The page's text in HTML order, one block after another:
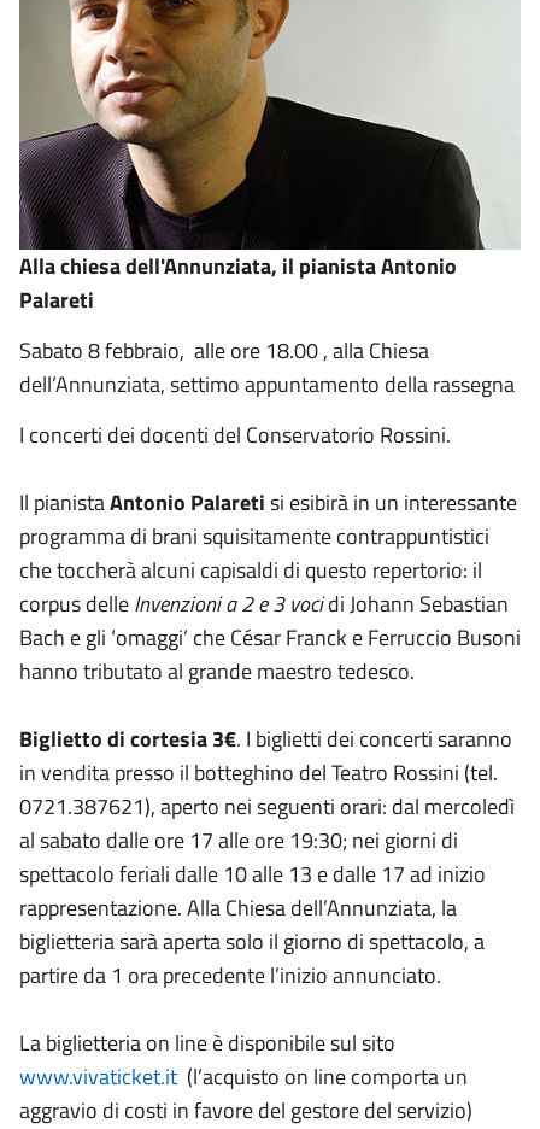
Alla chiesa dell'Annunziata, il pianista Antonio
Palareti
Sabato 8 febbraio, alle ore 18.00 , alla Chiesa
dell’Annunziata, settimo appuntamento della rassegna
I concerti dei docenti del Conservatorio Rossini.
Il pianistaAntonio Palaretisi esibirà in un interessante
programma di brani squisitamente contrappuntistici
che toccherà alcuni capisaldi di questo repertorio: il
corpus delleInvenzioni a 2 e 3 vocidi Johann Sebastian
Bach e gli ‘omaggi’ che César Franck e Ferruccio Busoni
hanno tributato al grande maestro tedesco.
Biglietto di cortesia 3€. I biglietti dei concerti saranno
in vendita presso il botteghino del Teatro Rossini (tel.
0721.387621), aperto nei seguenti orari: dal mercoledì
al sabato dalle ore 17 alle ore 19:30; nei giorni di
spettacolo feriali dalle 10 alle 13 e dalle 17 ad inizio
rappresentazione. Alla Chiesa dell’Annunziata, la
biglietteria sarà aperta solo il giorno di spettacolo, a
partire da 1 ora precedente l’inizio annunciato.
La biglietteria on line è disponibile sul sito
www.vivaticket.it (l’acquisto on line comporta un
aggravio di costi in favore del gestore del servizio)